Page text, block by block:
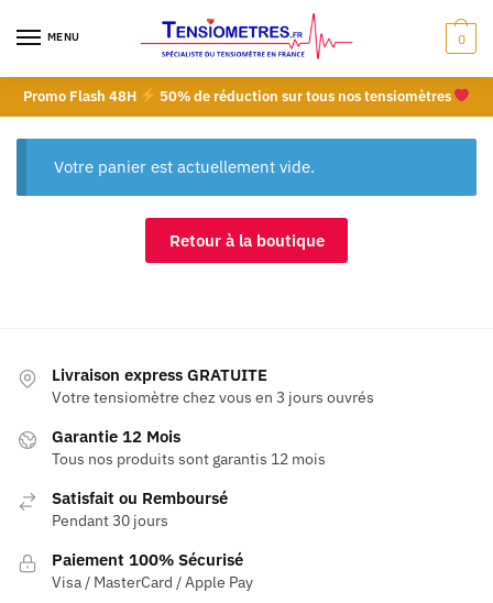
MENU 0
Promo Flash 48H 50% de réduction sur tous nos tensiomètres
Votre panier est actuellement vide.
Retour à la boutique
Livraison express GRATUITE
Votre tensiomètre chez vous en 3 jours ouvrés
Garantie 12 Mois
Tous nos produits sont garantis 12 mois
Satisfait ou Remboursé
Pendant 30 jours
Paiement 100% Sécurisé
Visa / MasterCard / Apple Pay